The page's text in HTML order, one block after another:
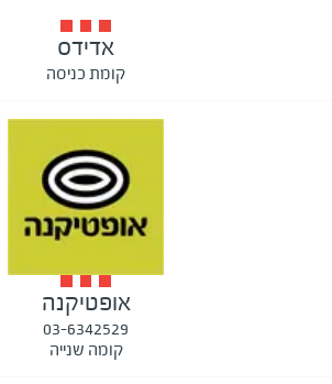
אדידס
קומת כניסה
אופטיקנה
03-6342529
קומה שנייה